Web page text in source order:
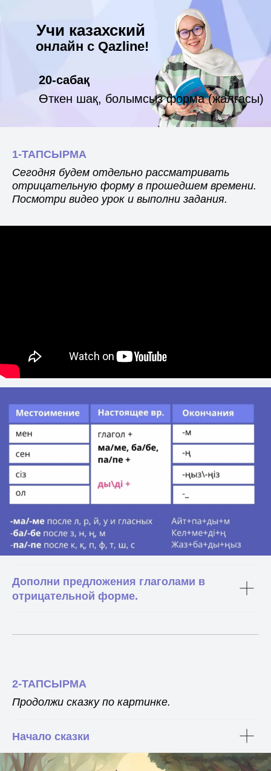
Учи казахский
онлайн с Qazline!
20-сабақ
Өткен шақ, болымсыз форма (жалғасы)
1-ТАПСЫРМА
Сегодня будем отдельно рассматривать
отрицательную форму в прошедшем времени.
Посмотри видео урок и выполни задания.
Дополни предложения глаголами в
отрицательной форме.
2-ТАПСЫРМА
Продолжи сказку по картинке.
Начало сказки